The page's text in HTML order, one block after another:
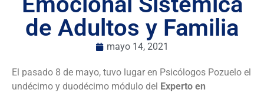
de Adultos y Familia
mayo 14, 2021
El pasado 8 de mayo, tuvo lugar en Psicólogos Pozuelo el
undécimo y duodécimo módulo del Experto en